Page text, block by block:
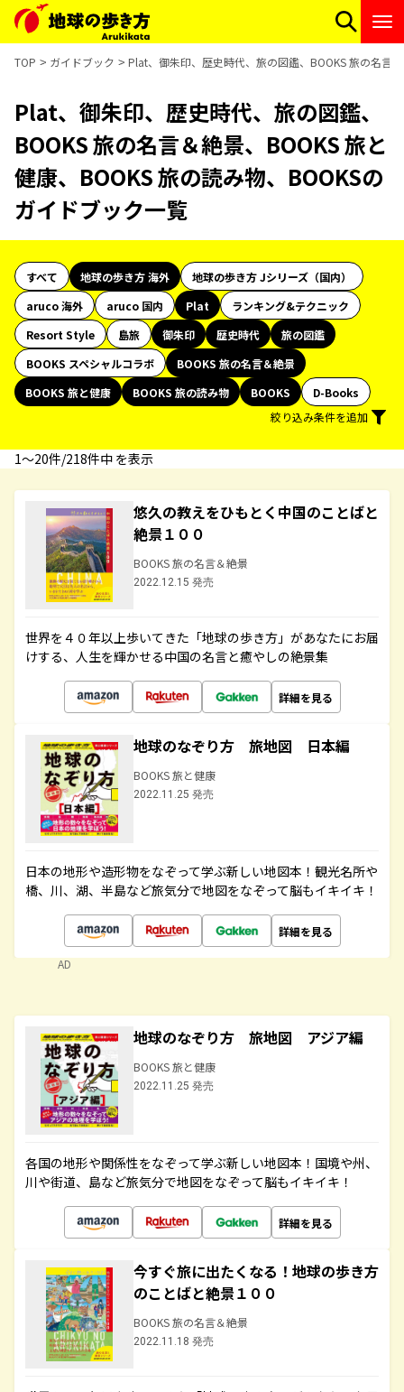
TOP ガイドブック Plat、御朱印、歴史時代、旅の図鑑、BOOKS 旅の名言
Plat、御朱印、歴史時代、旅の図鑑、
BOOKS 旅の名言＆絶景、BOOKS 旅と
健康、BOOKS 旅の読み物、BOOKSの
ガイドブック一覧
すべて 地球の歩き方 海外
地球の歩き方 Jシリーズ（国内）
aruco 海外
aruco 国内 Plat
ランキング&テクニック
Resort Style
島旅 御朱印 歴史時代
旅の図鑑
BOOKS スペシャルコラボ
BOOKS 旅の名言＆絶景
BOOKS 旅と健康
BOOKS 旅の読み物 BOOKS
D-Books
絞り込み条件を追加
1〜20件/218件中 を表示
悠久の教えをひもとく中国のことばと
絶景１００
BOOKS 旅の名言＆絶景
2022.12.15 発売
世界を４０年以上歩いてきた「地球の歩き方」があなたにお届
けする、人生を輝かせる中国の名言と癒やしの絶景集
詳細を見る
地球のなぞり方 旅地図 日本編
BOOKS 旅と健康
2022.11.25 発売
日本の地形や造形物をなぞって学ぶ新しい地図本！観光名所や
橋、川、湖、半島など旅気分で地図をなぞって脳もイキイキ！
詳細を見る
AD
地球のなぞり方 旅地図 アジア編
BOOKS 旅と健康
2022.11.25 発売
各国の地形や関係性をなぞって学ぶ新しい地図本！国境や州、
川や街道、島など旅気分で地図をなぞって脳もイキイキ！
詳細を見る
今すぐ旅に出たくなる！地球の歩き方
のことばと絶景１００
BOOKS 旅の名言＆絶景
2022.11.18 発売